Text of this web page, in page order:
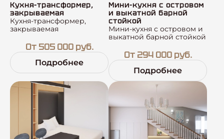
Кухня-трансформер,
закрываемая
Кухня-трансформер,
закрываемая
От 505 000 руб.
Подробнее
Мини-кухня с островом
и выкатной барной
стойкой
Мини-кухня с островом и
выкатной барной стойкой
От 294 000 руб.
Подробнее